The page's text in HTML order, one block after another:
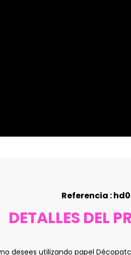
Referencia :
DETALLES DEL
desees utilizando papel